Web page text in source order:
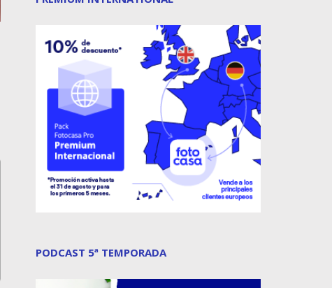
PODCAST 5ª TEMPORADA